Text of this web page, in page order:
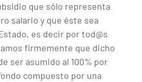
que sólo representa
salario y que éste sea
es decir por tod@s
firmemente que dicho
ser asumido al 100% por
compuesto por una